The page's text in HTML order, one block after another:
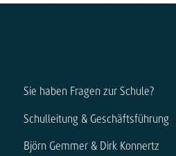
Sie haben Fragen zur Schule?
Schulleitung & Geschäftsführung
Björn Gemmer & Dirk Konnertz